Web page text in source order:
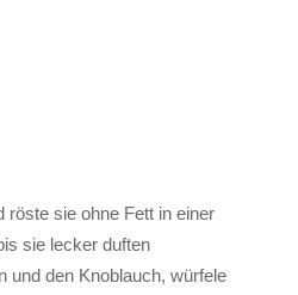
röste sie ohne Fett in einer
sie lecker duften
und den Knoblauch, würfele